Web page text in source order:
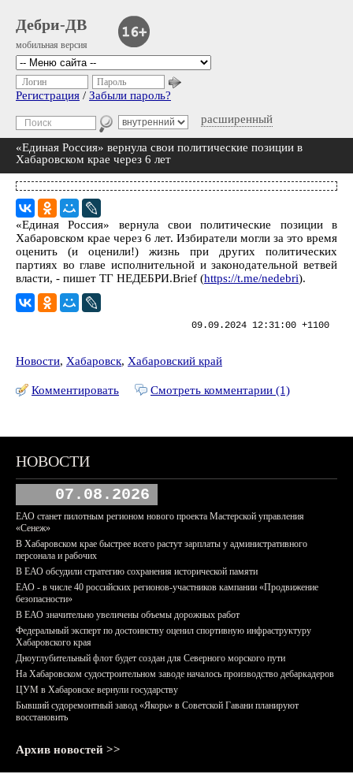
Дебри-ДВ
мобильная версия
расширенный
Логин Пароль
Регистрация / Забыли пароль?
«Единая Россия» вернула свои политические позиции в
Хабаровском крае через 6 лет
«Единая Россия» вернула свои политические позиции в
Хабаровском крае через 6 лет. Избиратели могли за это время
оценить (и оценили!) жизнь при других политических
партиях во главе исполнительной и законодательной ветвей
власти, - пишет ТГ НЕДЕБРИ.Brief (https://t.me/nedebri).
09.09.2024 12:31:00 +1100
Новости, Хабаровск, Хабаровский край
Комментировать Смотреть комментарии (1)
НОВОСТИ
07.08.2026
ЕАО станет пилотным регионом нового проекта Мастерской управления
«Сенеж»
В Хабаровском крае быстрее всего растут зарплаты у административного
персонала и рабочих
В ЕАО обсудили стратегию сохранения исторической памяти
ЕАО - в числе 40 российских регионов-участников кампании «Продвижение
безопасности»
В ЕАО значительно увеличены объемы дорожных работ
Федеральный эксперт по достоинству оценил спортивную инфраструктуру
Хабаровского края
Дноуглубительный флот будет создан для Северного морского пути
На Хабаровском судостроительном заводе началось производство дебаркадеров
ЦУМ в Хабаровске вернули государству
Бывший судоремонтный завод «Якорь» в Советской Гавани планируют
восстановить
Архив новостей >>